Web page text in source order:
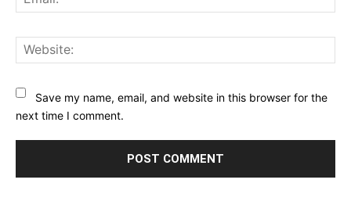
Save my name, email, and website in this browser for the
next time I comment.